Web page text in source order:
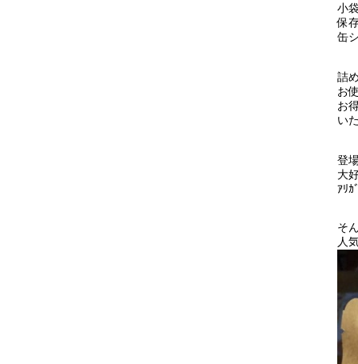
小
保
缶
詰
お
お
い
登
大
ｱﾘｶ
そ
人